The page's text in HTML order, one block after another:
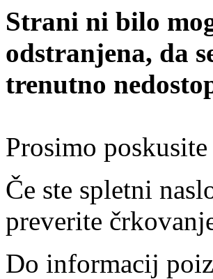
Strani ni bilo
odstranjena, da
trenutno
Prosimo
Če ste spletni
preverite
Do informacij